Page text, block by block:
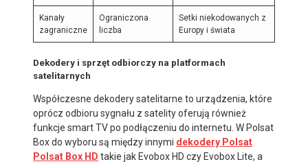
Kanały
zagraniczne
Ograniczona
liczba
Setki niekodowanych z
Europy i świata
Dekodery i sprzęt odbiorczy na platformach
satelitarnych
Współczesne dekodery satelitarne to urządzenia, które
oprócz odbioru sygnału z satelity oferują również
funkcje smart TV po podłączeniu do internetu. W Polsat
Box do wyboru są między innymi dekodery Polsat
Polsat Box HD takie jak Evobox HD czy Evobox Lite, a